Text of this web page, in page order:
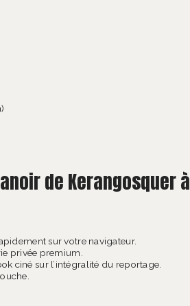
de Kerangosquer à
sur votre navigateur.
privée premium.
ciné sur l’intégralité du reportage.